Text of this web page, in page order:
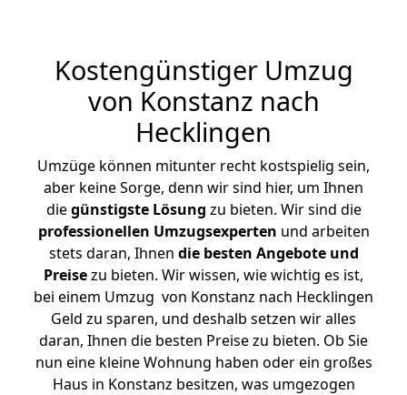
Kostengünstiger Umzug
von Konstanz nach
Hecklingen
Umzüge können mitunter recht kostspielig sein,
aber keine Sorge, denn wir sind hier, um Ihnen
diegünstigste Lösung zu bieten. Wir sind die
professionellen Umzugsexperten und arbeiten
stets daran, Ihnen die besten Angebote und
Preisezu bieten. Wir wissen, wie wichtig es ist,
bei einem Umzug von Konstanz nach Hecklingen
Geld zu sparen, und deshalb setzen wir alles
daran, Ihnen die besten Preise zu bieten. Ob Sie
nun eine kleine Wohnung haben oder ein großes
Haus in Konstanz besitzen, was umgezogen